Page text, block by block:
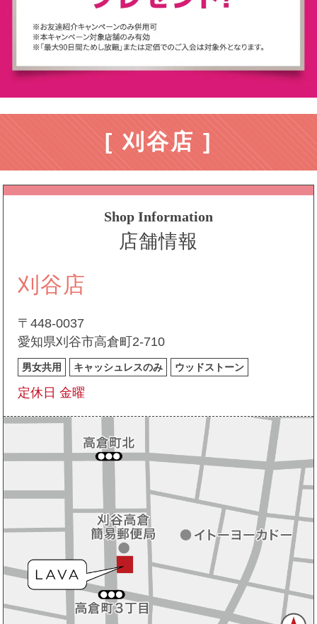
[ 刈谷店 ]
Shop Information
店舗情報
刈谷店
〒448-0037
愛知県刈谷市高倉町2-710
男女共用 キャッシュレスのみ ウッドストーン
定休日 金曜